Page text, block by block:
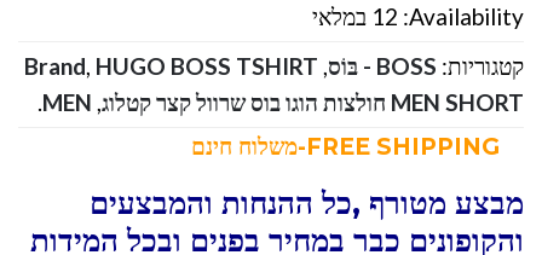
Availability: 12 במלאי
קטגוריות: BOSS - בּוֹס ,
Brand, HUGO BOSS TSHIRT
MEN SHORT חולצות הוגו בוס שרוול קצר קטלוג
,
MEN
.
מבצע מטורף ,כל ההנחות והמבצעים
והקופונים כבר במחיר בפנים ובכל המידות